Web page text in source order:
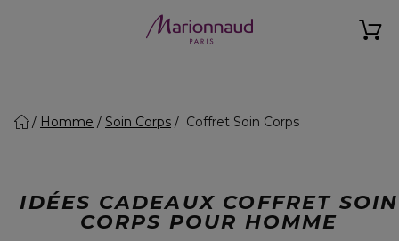
Homme Soin Corps Coffret Soin Corps
IDÉES CADEAUX COFFRET SOIN
CORPS POUR HOMME